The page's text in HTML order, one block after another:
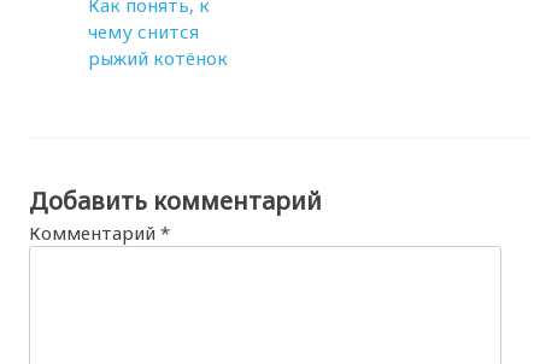
чему снится
рыжий котёнок
Добавить комментарий
Комментарий*